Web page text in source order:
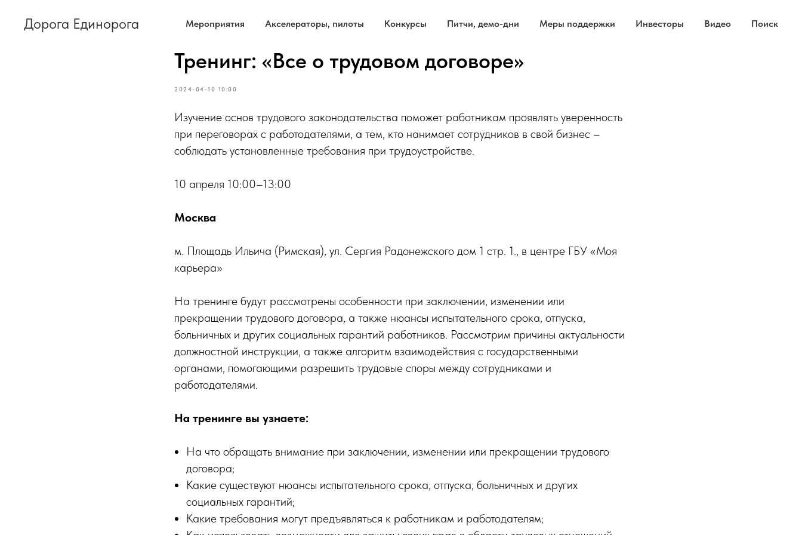
Дорога Единорога Мероприятия Акселераторы, пилоты Конкурсы Питчи, демо-дни Меры поддержки Инвесторы Видео Поиск
Тренинг: «Все о трудовом договоре»
2024-04-10 10:00
Изучение основ трудового законодательства поможет работникам проявлять уверенность
при переговорах с работодателями, а тем, кто нанимает сотрудников в свой бизнес –
соблюдать установленные требования при трудоустройстве.
10 апреля 10:00–13:00
Москва
м. Площадь Ильича (Римская), ул. Сергия Радонежского дом 1 стр. 1., в центре ГБУ «Моя
карьера»
На тренинге будут рассмотрены особенности при заключении, изменении или
прекращении трудового договора, а также нюансы испытательного срока, отпуска,
больничных и других социальных гарантий работников. Рассмотрим причины актуальности
должностной инструкции, а также алгоритм взаимодействия с государственными
органами, помогающими разрешить трудовые споры между сотрудниками и
работодателями.
На тренинге вы узнаете:
На что обращать внимание при заключении, изменении или прекращении трудового
договора;
Какие существуют нюансы испытательного срока, отпуска, больничных и других
социальных гарантий;
Какие требования могут предъявляться к работникам и работодателям;